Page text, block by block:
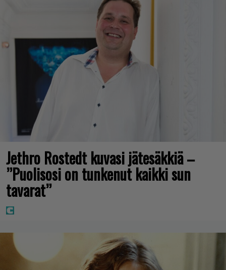
Jethro Rostedt kuvasi jätesäkkiä –
”Puolisosi on tunkenut kaikki sun
tavarat”